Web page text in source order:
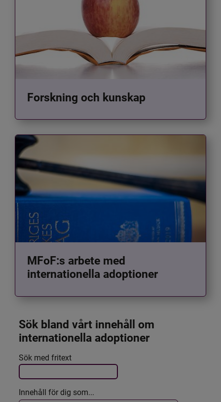
Forskning och kunskap
MFoF:s arbete med
internationella adoptioner
Sök bland vårt innehåll om
internationella adoptioner
Filtrera resultatet
Det här formuläret postas automatiskt
Sök med fritext
Innehåll för dig som...